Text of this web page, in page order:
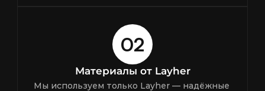
02
Материалы от Layher
Мы используем только Layher — надёжные